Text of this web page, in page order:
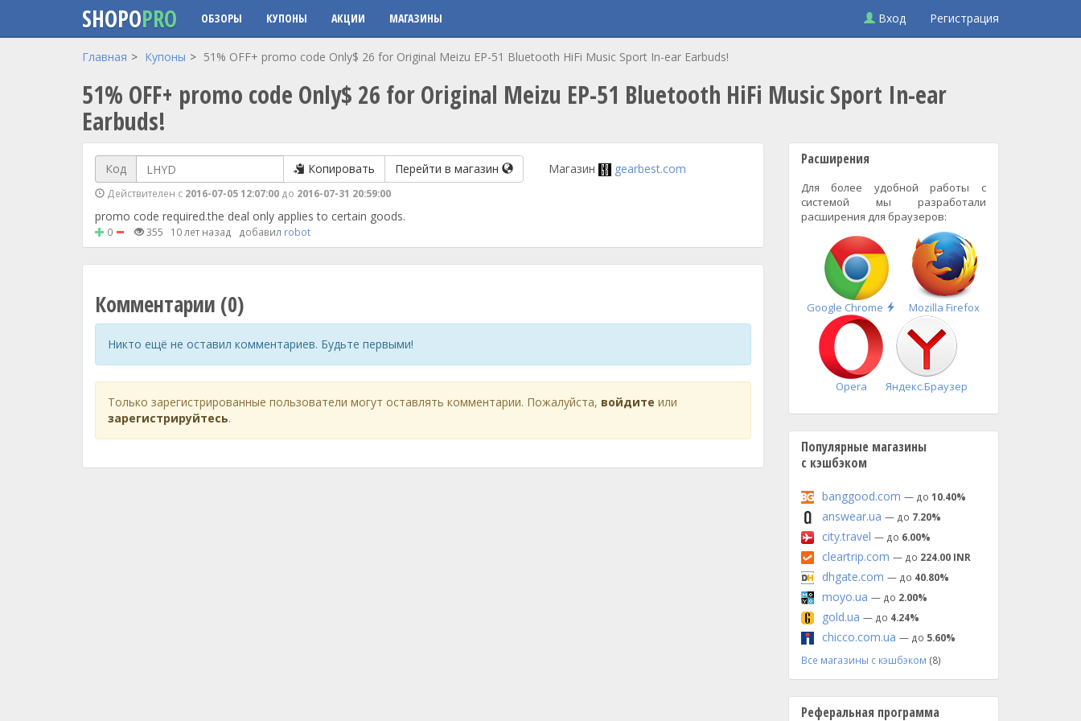
Перейти к основному содержанию
SHOPOPRO ОБЗОРЫ КУПОНЫ АКЦИИ МАГАЗИНЫ Вход Регистрация
Главная Купоны 51% OFF+ promo code Only$ 26 for Original Meizu EP-51 Bluetooth HiFi Music Sport In-ear Earbuds!
51% OFF+ promo code Only$ 26 for Original Meizu EP-51 Bluetooth HiFi Music Sport In-ear
Earbuds!
Код Копировать Перейти в магазин
Действителен с 2016-07-05 12:07:00 до 2016-07-31 20:59:00
Магазин gearbest.com
promo code required.the deal only applies to certain goods.
0 355 10 лет назад добавил robot
Комментарии (0)
Никто ещё не оставил комментариев. Будьте первыми!
Только зарегистрированные пользователи могут оставлять комментарии. Пожалуйста, войдите или
зарегистрируйтесь.
Расширения
Для более удобной работы с
системой мы разработали
расширения для браузеров:
Google Chrome
Быстрая
установка
Mozilla Firefox
Opera Яндекс.Браузер
Популярные магазины
с кэшбэком
banggood.com — до 10.40%
answear.ua — до 7.20%
city.travel — до 6.00%
cleartrip.com — до 224.00 INR
dhgate.com — до 40.80%
moyo.ua — до 2.00%
gold.ua — до 4.24%
chicco.com.ua — до 5.60%
Все магазины с кэшбэком (8)
Реферальная программа